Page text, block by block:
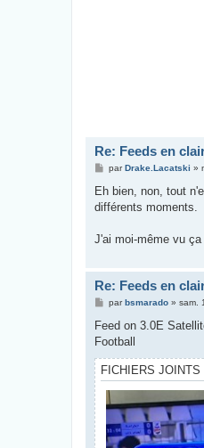
Re: Feeds en
M
s
a
parDrake.Lacatski »
Eh bien, non, tout
différents moments.
J'ai moi-même vu
Re: Feeds en
M
s
a
e
par bsmarado» sam.
Feed on 3.0E
Football
FICHIERS JOINTS